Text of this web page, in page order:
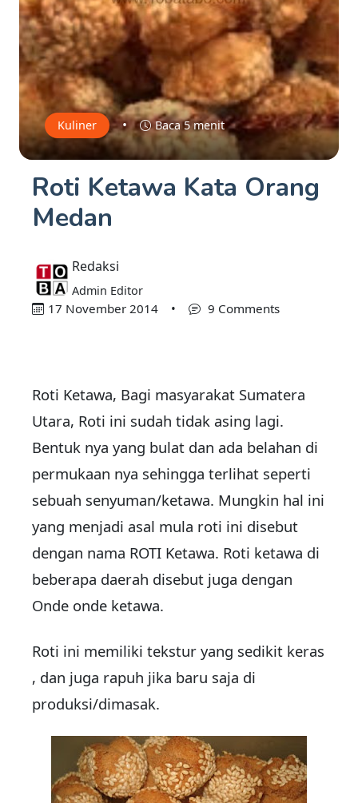
Kuliner • Baca 5 menit
Roti Ketawa Kata Orang
Medan
Redaksi
Admin Editor
17 November 2014 • 9 Comments
Roti Ketawa, Bagi masyarakat Sumatera
Utara, Roti ini sudah tidak asing lagi.
Bentuk nya yang bulat dan ada belahan di
permukaan nya sehingga terlihat seperti
sebuah senyuman/ketawa. Mungkin hal ini
yang menjadi asal mula roti ini disebut
dengan nama ROTI Ketawa. Roti ketawa di
beberapa daerah disebut juga dengan
Onde onde ketawa.
Roti ini memiliki tekstur yang sedikit keras
, dan juga rapuh jika baru saja di
produksi/dimasak.